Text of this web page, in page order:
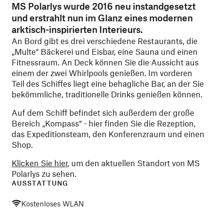
MS Polarlys wurde 2016 neu instandgesetzt
und erstrahlt nun im Glanz eines modernen
arktisch-inspirierten Interieurs.
An Bord gibt es drei verschiedene Restaurants, die
„Multe“ Bäckerei und Eisbar, eine Sauna und einen
Fitnessraum. An Deck können Sie die Aussicht aus
einem der zwei Whirlpools genießen. Im vorderen
Teil des Schiffes liegt eine behagliche Bar, an der Sie
bekömmliche, traditionelle Drinks genießen können.
Auf dem Schiff befindet sich außerdem der große
Bereich „Kompass“ - hier finden Sie die Rezeption,
das Expeditionsteam, den Konferenzraum und einen
Shop.
Klicken Sie hier, um den aktuellen Standort von MS
Polarlys zu sehen.
AUSSTATTUNG
Kostenloses WLAN